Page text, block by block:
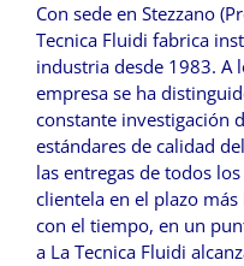
Con sede en Stezzano
Tecnica Fluidi fabrica
industria desde 1983. A
empresa se ha
constante investigación
estándares de calidad
las entregas de todos
clientela en el plazo
con el tiempo, en un
a La Tecnica Fluidi